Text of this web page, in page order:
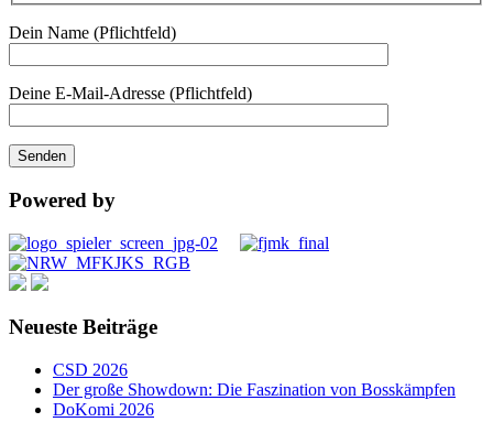
Dein Name (Pflichtfeld)
Deine E-Mail-Adresse (Pflichtfeld)
Powered by
Neueste Beiträge
CSD 2026
Der große Showdown: Die Faszination von Bosskämpfen
DoKomi 2026